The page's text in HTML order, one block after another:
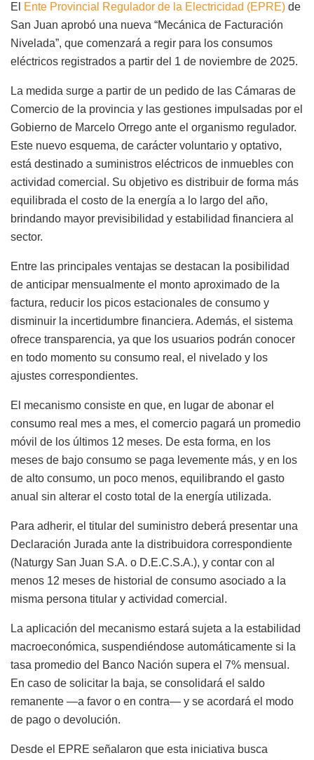
El Ente Provincial Regulador de la Electricidad (EPRE) de
San Juan aprobó una nueva “Mecánica de Facturación
Nivelada”, que comenzará a regir para los consumos
eléctricos registrados a partir del 1 de noviembre de 2025.
La medida surge a partir de un pedido de las Cámaras de
Comercio de la provincia y las gestiones impulsadas por el
Gobierno de Marcelo Orrego ante el organismo regulador.
Este nuevo esquema, de carácter voluntario y optativo,
está destinado a suministros eléctricos de inmuebles con
actividad comercial. Su objetivo es distribuir de forma más
equilibrada el costo de la energía a lo largo del año,
brindando mayor previsibilidad y estabilidad financiera al
sector.
Entre las principales ventajas se destacan la posibilidad
de anticipar mensualmente el monto aproximado de la
factura, reducir los picos estacionales de consumo y
disminuir la incertidumbre financiera. Además, el sistema
ofrece transparencia, ya que los usuarios podrán conocer
en todo momento su consumo real, el nivelado y los
ajustes correspondientes.
El mecanismo consiste en que, en lugar de abonar el
consumo real mes a mes, el comercio pagará un promedio
móvil de los últimos 12 meses. De esta forma, en los
meses de bajo consumo se paga levemente más, y en los
de alto consumo, un poco menos, equilibrando el gasto
anual sin alterar el costo total de la energía utilizada.
Para adherir, el titular del suministro deberá presentar una
Declaración Jurada ante la distribuidora correspondiente
(Naturgy San Juan S.A. o D.E.C.S.A.), y contar con al
menos 12 meses de historial de consumo asociado a la
misma persona titular y actividad comercial.
La aplicación del mecanismo estará sujeta a la estabilidad
macroeconómica, suspendiéndose automáticamente si la
tasa promedio del Banco Nación supera el 7% mensual.
En caso de solicitar la baja, se consolidará el saldo
remanente —a favor o en contra— y se acordará el modo
de pago o devolución.
Desde el EPRE señalaron que esta iniciativa busca